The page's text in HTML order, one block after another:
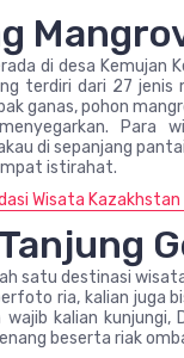
di desa Kemujan
terdiri dari 27
ganas, pohon
Para
di sepanjang
istirahat.
Wisata
satu destinasi
ria, kalian juga
kalian kunjungi,
beserta riak